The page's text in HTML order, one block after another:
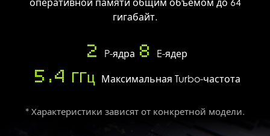
оперативной памяти общим объемом до 64
гигабайт.
2 P-ядра 8 E-ядер
5.4 ГГц Максимальная Turbo-частота
* Характеристики зависят от конкретной модели.